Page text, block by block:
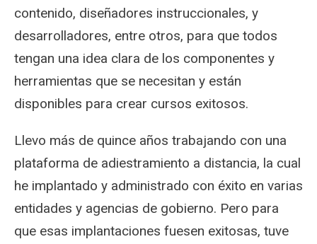
contenido, diseñadores instruccionales, y
desarrolladores, entre otros, para que todos
tengan una idea clara de los componentes y
herramientas que se necesitan y están
disponibles para crear cursos exitosos.
Llevo más de quince años trabajando con una
plataforma de adiestramiento a distancia, la cual
he implantado y administrado con éxito en varias
entidades y agencias de gobierno. Pero para
que esas implantaciones fuesen exitosas, tuve